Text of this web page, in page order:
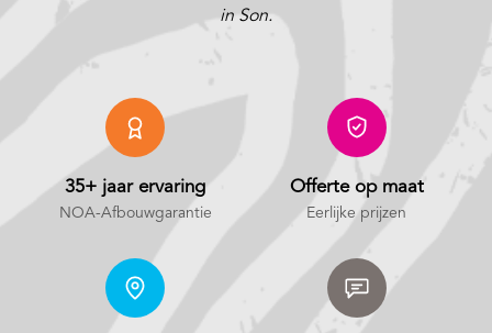
in Son.
35+ jaar ervaring
NOA-Afbouwgarantie
Offerte op maat
Eerlijke prijzen